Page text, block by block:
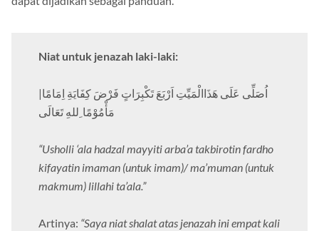
Niat untuk jenazah laki-laki:
اُصَلِّى عَلَى هَذَاالْمَيِّتِ اَرْبَعَ تَكْبِرَاتٍ فَرْضَ كِفَايَةِ اِمَامًا|
مَأْمُوْمًا ِللهِ تَعَالَى
“Usholli ‘ala hadzal mayyiti arba’a takbirotin fardho
kifayatin imaman (untuk imam)/ ma’muman (untuk
makmum) lillahi ta’ala.”
Artinya: “Saya niat shalat atas jenazah ini empat kali